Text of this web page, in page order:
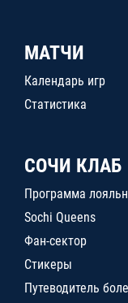
МАТЧИ
Календарь игр
Статистика
СОЧИ КЛАБ
Программа
Sochi Queens
Фан-сектор
Стикеры
Путеводитель